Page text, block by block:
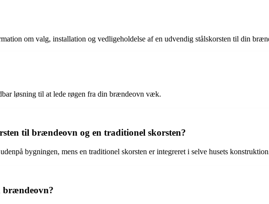
om valg, installation og vedligeholdelse af en udvendig stålskorsten til din
løsning til at lede røgen fra din brændeovn væk.
til brændeovn og en traditionel skorsten?
bygningen, mens en traditionel skorsten er integreret i selve husets
brændeovn?